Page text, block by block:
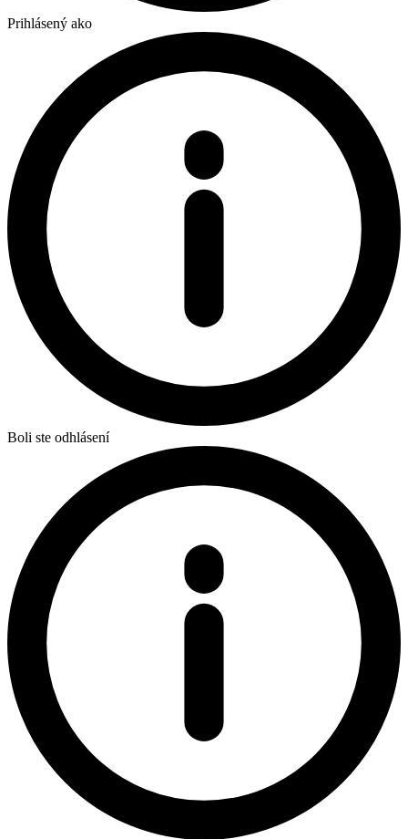
Prihlásený ako
Boli ste odhlásení